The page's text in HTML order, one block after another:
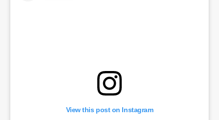
View this post on Instagram